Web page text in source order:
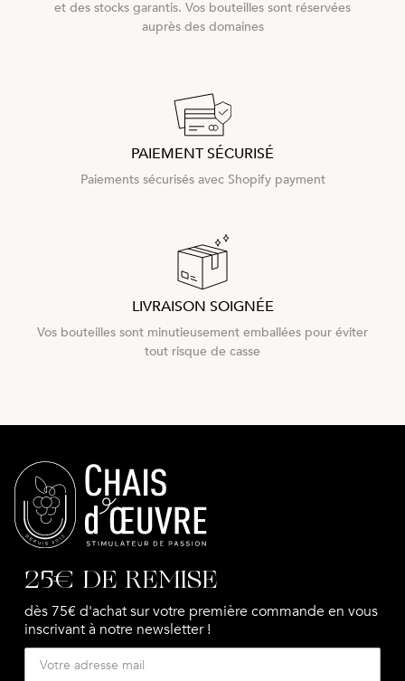
et des stocks garantis. Vos bouteilles sont réservées
auprès des domaines
PAIEMENT SÉCURISÉ
Paiements sécurisés avec Shopify payment
LIVRAISON SOIGNÉE
Vos bouteilles sont minutieusement emballées pour éviter
tout risque de casse
25€ DE REMISE
dès 75€ d'achat sur votre première commande en vous
inscrivant à notre newsletter !